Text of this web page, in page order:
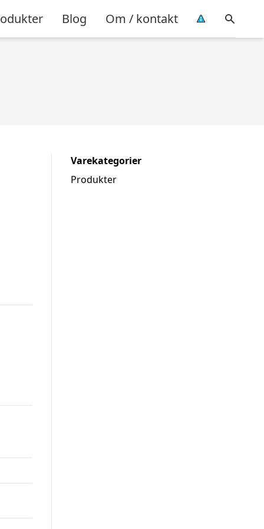
Blog Om / kontakt
Varekategorier
Produkter